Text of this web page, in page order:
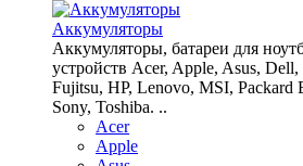
Аккумуляторы
Аккумуляторы, батареи для
устройств Acer, Apple, Asus,
Fujitsu, HP, Lenovo, MSI, Packard
Sony, Toshiba. ..
Acer
Apple